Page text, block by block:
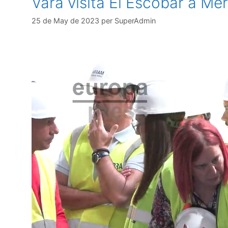
25 de May de 2023 per SuperAdmin